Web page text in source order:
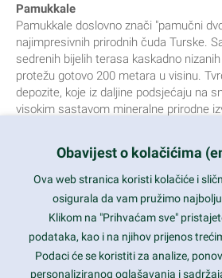
Pamukkale
Pamukkale doslovno znači "pamučni
najimpresivnih prirodnih čuda Turske.
sedrenih bijelih terasa kaskadno
protežu gotovo 200 metara u visinu.
depozite, koje iz daljine podsjećaju na
visokim sastavom mineralne prirodne
uspostavljenim pravilima kako bi se
uključujući činjenicu da posjetitelji ne
terasama
Hierapolis
Antički grad koji se proteže iznad
„terasa“ Pamukkala. Osnovala ga je
dinastija Atalida u 2. stoljeću pr. Kr. kao
Obavijest o kolačićima
Ova web stranica koristi kolačiće i
osigurala da vam pružimo
Klikom na "Prihvaćam sve"
podataka, kao i na njihov prijenos
Podaci će se koristiti za analize,
personaliziranog oglašavanja i